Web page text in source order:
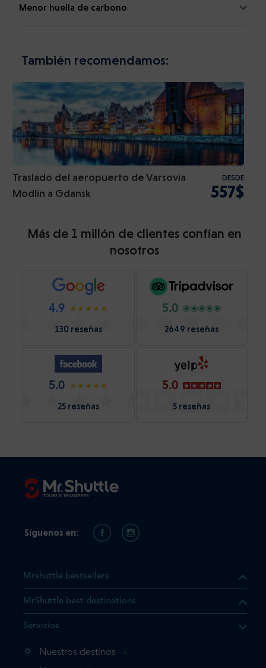
Menor huella de carbono
También recomendamos:
Traslado del aeropuerto de Varsovia
Modlin a Gdansk
DESDE
557$
Más de 1 millón de clientes confían en
nosotros
4.9
130 reseñas
5.0
2649 reseñas
5.0
25 reseñas
5.0
5 reseñas
el producto que busca ya
vaya directamente a su
Mrshuttle bestsellers
MrShuttle best destinations
Servicios
Nuestros destinos
Síguenos en: